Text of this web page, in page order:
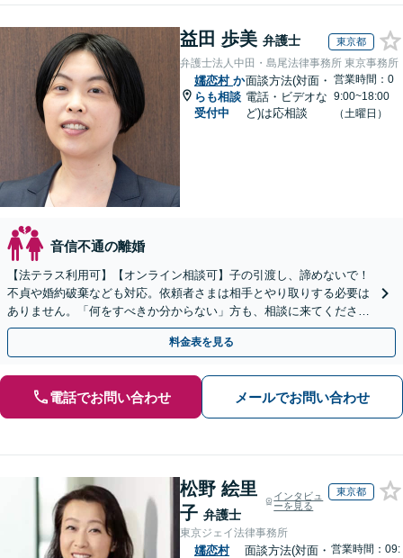
益田 歩美 弁護士 東京都
弁護士法人中田・島尾法律事務所 東京事務所
嬬恋村 か
らも相談
受付中
面談方法(対面・
電話・ビデオな
ど)は応相談
営業時間：0
9:00~18:00
（土曜日）
音信不通の離婚
【法テラス利用可】【オンライン相談可】子の引渡し、諦めないで！
不貞や婚約破棄なども対応。依頼者さまは相手とやり取りする必要は
ありません。「何をすべきか分からない」方も、相談に来てくださ
い。相談・書類作成のみのプランもあります
料金表を見る
電話でお問い合わせ メールでお問い合わせ
松野 絵里
子 弁護士
インタビュ
ーを見る
東京都
東京ジェイ法律事務所
嬬恋村
面談方法(対面・ 営業時間：09: